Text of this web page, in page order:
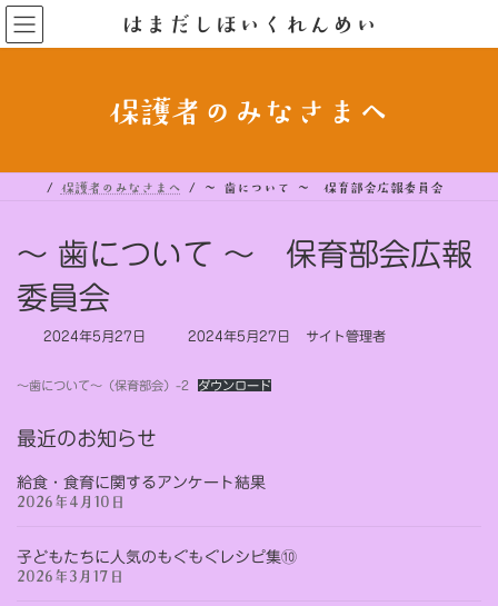
コ
ン
テ
ナ
ビ
ゲ
はまだしほいくれんめい
保護者のみなさまへ
保護者のみなさまへ ～ 歯について ～ 保育部会広報委員会
～ 歯について ～ 保育部会広報
委員会
2024年5月27日
最
新
2024年5月27日 サイト管理者
～歯について～（保育部会）-2 ダウンロード
最近のお知らせ
給食・食育に関するアンケート結果
2026年4月10日
子どもたちに人気のもぐもぐレシピ集⑩
2026年3月17日